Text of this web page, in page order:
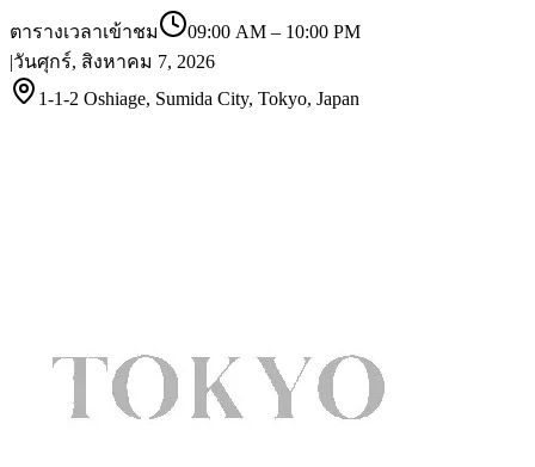
ตารางเวลาเข้าชม 09:00 AM – 10:00 PM
|วันศุกร์, สิงหาคม 7, 2026
1-1-2 Oshiage, Sumida City, Tokyo, Japan